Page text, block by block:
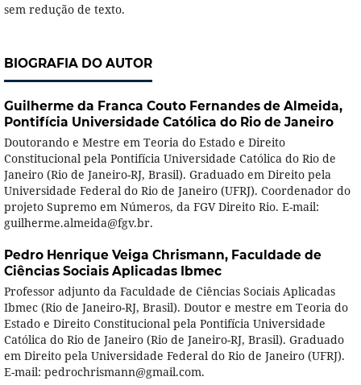
sem redução de texto.
BIOGRAFIA DO AUTOR
Guilherme da Franca Couto Fernandes de Almeida,
Pontifícia Universidade Católica do Rio de Janeiro
Doutorando e Mestre em Teoria do Estado e Direito
Constitucional pela Pontifícia Universidade Católica do Rio de
Janeiro (Rio de Janeiro-RJ, Brasil). Graduado em Direito pela
Universidade Federal do Rio de Janeiro (UFRJ). Coordenador do
projeto Supremo em Números, da FGV Direito Rio. E-mail:
guilherme.almeida@fgv.br.
Pedro Henrique Veiga Chrismann, Faculdade de
Ciências Sociais Aplicadas Ibmec
Professor adjunto da Faculdade de Ciências Sociais Aplicadas
Ibmec (Rio de Janeiro-RJ, Brasil). Doutor e mestre em Teoria do
Estado e Direito Constitucional pela Pontifícia Universidade
Católica do Rio de Janeiro (Rio de Janeiro-RJ, Brasil). Graduado
em Direito pela Universidade Federal do Rio de Janeiro (UFRJ).
E-mail: pedrochrismann@gmail.com.